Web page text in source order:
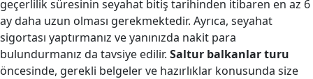
geçerlilik süresinin seyahat bitiş tarihinden itibaren en az 6
ay daha uzun olması gerekmektedir. Ayrıca, seyahat
sigortası yaptırmanız ve yanınızda nakit para
bulundurmanız da tavsiye edilir. Saltur balkanlar turu
öncesinde, gerekli belgeler ve hazırlıklar konusunda size